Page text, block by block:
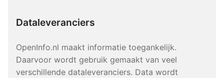
Dataleveranciers
OpenInfo.nl maakt informatie toegankelijk.
Daarvoor wordt gebruik gemaakt van veel
verschillende dataleveranciers. Data wordt